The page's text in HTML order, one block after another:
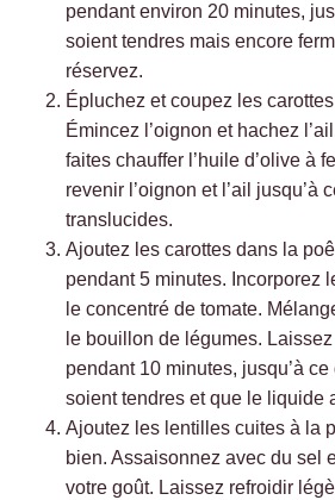
pendant environ 20 minutes,
soient tendres mais encore
réservez.
Épluchez et coupez les
Émincez l’oignon et hachez
faites chauffer l’huile d’olive à
revenir l’oignon et l’ail jusqu’à
translucides.
Ajoutez les carottes dans la
pendant 5 minutes. Incorporez
le concentré de tomate.
le bouillon de légumes.
pendant 10 minutes, jusqu’à
soient tendres et que le liquide
Ajoutez les lentilles cuites à la
bien. Assaisonnez avec du sel
votre goût. Laissez refroidir